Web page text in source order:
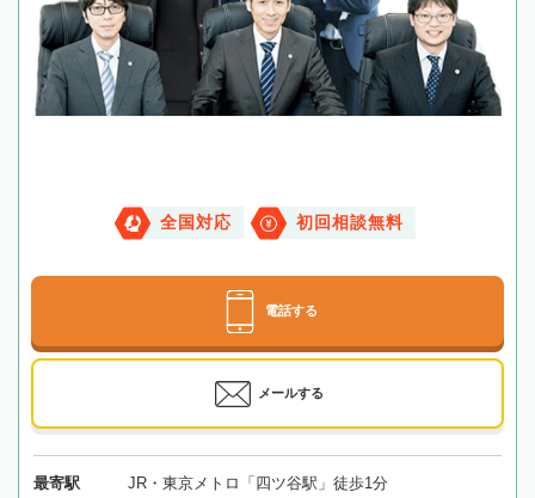
全国対応 初回相談無料
電話する
メールする
最寄駅 JR・東京メトロ「四ツ谷駅」徒歩1分